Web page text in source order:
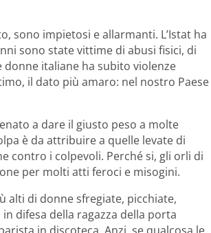
sono impietosi e allarmanti. L’Istat ha
sono state vittime di abusi fisici, di
italiane ha subito violenze
il dato più amaro: nel nostro Paese
a dare il giusto peso a molte
è da attribuire a quelle levate di
contro i colpevoli. Perché si, gli orli di
per molti atti feroci e misogini.
alti di donne sfregiate, picchiate,
difesa della ragazza della porta